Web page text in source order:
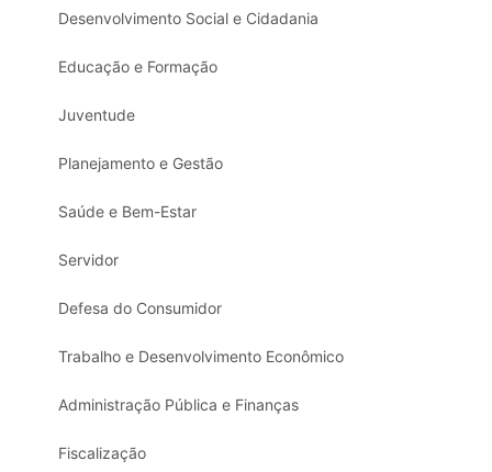
Desenvolvimento Social e Cidadania
Educação e Formação
Juventude
Planejamento e Gestão
Saúde e Bem-Estar
Servidor
Defesa do Consumidor
Trabalho e Desenvolvimento Econômico
Administração Pública e Finanças
Fiscalização